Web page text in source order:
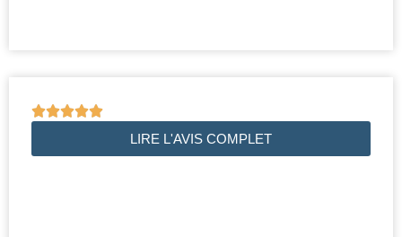

LIRE L'AVIS COMPLET